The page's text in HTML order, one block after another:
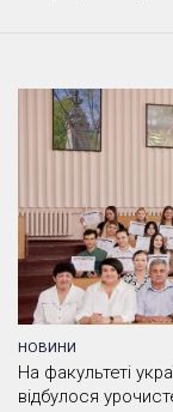
НОВИНИ
На факультеті
відбулося